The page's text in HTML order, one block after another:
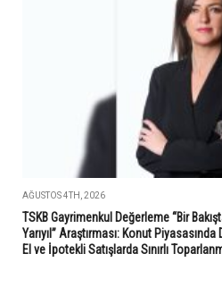
AĞUSTOS 4TH, 2026
TSKB Gayrimenkul Değerleme “Bir
Yarıyıl” Araştırması: Konut
El ve İpotekli Satışlarda Sınırlı